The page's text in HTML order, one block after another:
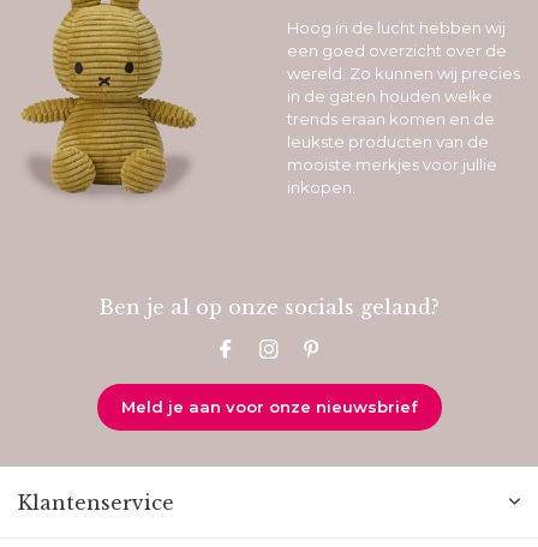
Hoog in de lucht hebben wij
een goed overzicht over de
wereld. Zo kunnen wij precies
in de gaten houden welke
trends eraan komen en de
leukste producten van de
mooiste merkjes voor jullie
inkopen.
Ben je al op onze socials geland?
Meld je aan voor onze nieuwsbrief
Klantenservice